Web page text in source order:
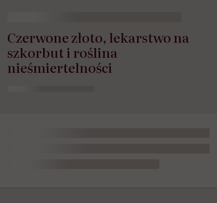
Czerwone złoto, lekarstwo na
szkorbut i roślina
nieśmiertelności